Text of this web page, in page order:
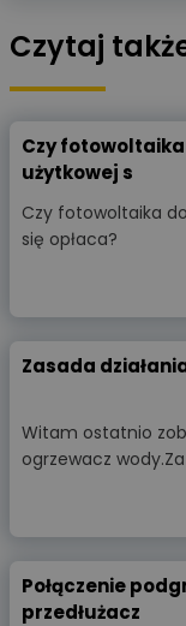
Czytaj
Czy
użytkowej s
Czy fotowoltaika
się opłaca?
Zasada
Witam ostatnio
ogrzewacz wody.Za
Połączenie
przedłużacz